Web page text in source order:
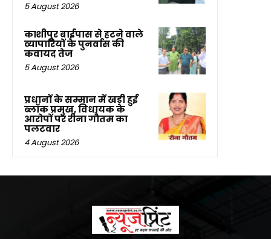
5 August 2026
काशीपुर बाईपास से हटने वाले
व्यापारियों के पुनर्वास की
कवायद तेज
5 August 2026
प्रधानों के सम्मान में खड़ी हुई
ब्लॉक प्रमुख, विधायक के
आरोपों पर रीना गौतम का
पलटवार
4 August 2026